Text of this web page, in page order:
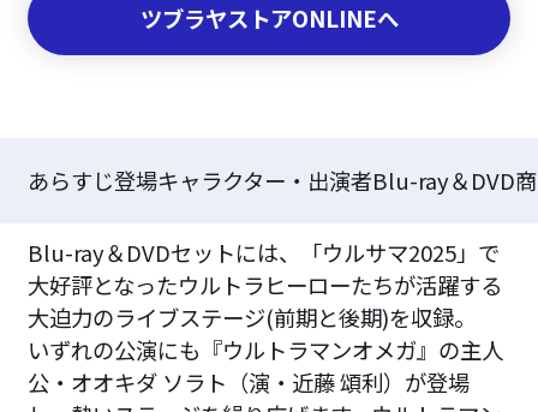
ツブラヤストアONLINEへ
あらすじ登場キャラクター・出演者Blu-ray＆DVD
Blu-ray＆DVDセットには、「ウルサマ2025」で
大好評となったウルトラヒーローたちが活躍する
大迫力のライブステージ(前期と後期)を収録。
いずれの公演にも『ウルトラマンオメガ』の主人
公・オオキダ ソラト（演・近藤 頌利）が登場